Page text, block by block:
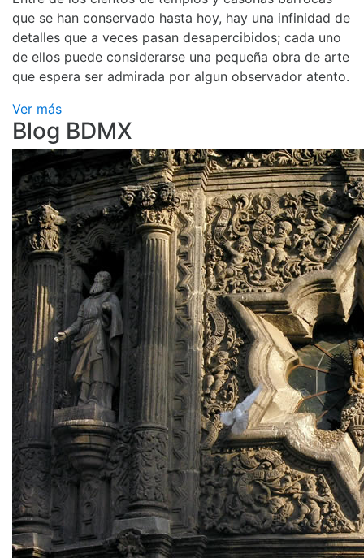
que se han conservado hasta hoy, hay una infinidad de
detalles que a veces pasan desapercibidos; cada uno
de ellos puede considerarse una pequeña obra de arte
que espera ser admirada por algun observador atento.
Ver más
Blog BDMX